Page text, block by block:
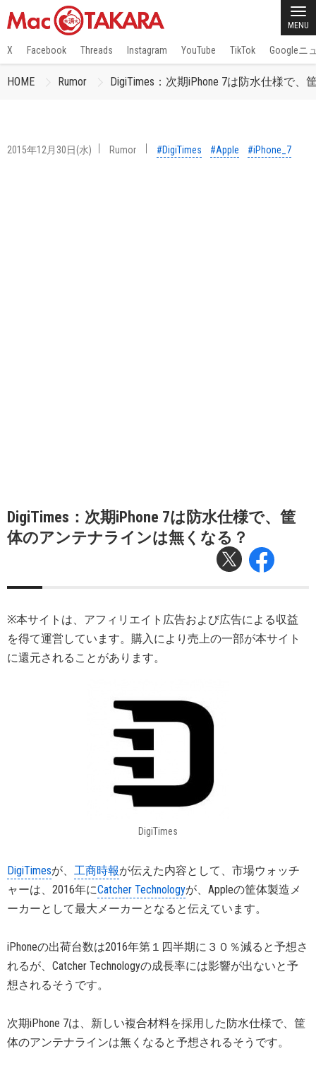
MENU
X Facebook Threads Instagram YouTube TikTok Googleニ
HOME Rumor DigiTimes：次期iPhone 7は防水仕様で
2015年12月30日(水) Rumor #DigiTimes #Apple #iPhone_7
DigiTimes：次期iPhone 7は防水仕様で、筐
体のアンテナラインは無くなる？
※本サイトは、アフィリエイト広告および広告による収益
を得て運営しています。購入により売上の一部が本サイト
に還元されることがあります。
DigiTimes
DigiTimesが、 工商時報が伝えた内容として、市場ウォッチ
ャーは、2016年にCatcher Technologyが、Appleの筐体製造メ
ーカーとして最大メーカーとなると伝えています。
iPhoneの出荷台数は2016年第１四半期に３０％減ると予想さ
れるが、Catcher Technologyの成長率には影響が出ないと予
想されるそうです。
次期iPhone 7は、新しい複合材料を採用した防水仕様で、筐
体のアンテナラインは無くなると予想されるそうです。